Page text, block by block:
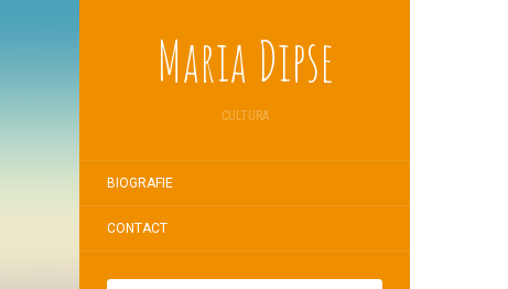
Maria Dipse
CULTURA
BIOGRAFIE
CONTACT